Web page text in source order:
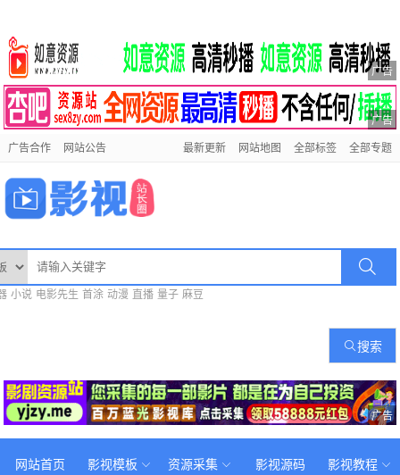
广告
广告
广告合作 网站公告 最新更新 网站地图 全部标签 全部专题
小说 电影先生 首涂 动漫 直播 量子 麻豆
搜索
广告
网站首页 影视模板 资源采集 影视源码 影视教程